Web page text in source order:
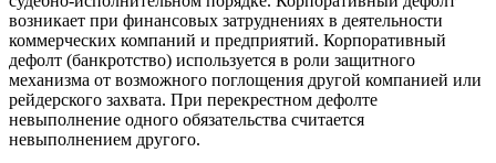
возникает при финансовых затруднениях в деятельности
коммерческих компаний и предприятий. Корпоративный
дефолт (банкротство) используется в роли защитного
механизма от возможного поглощения другой компанией или
рейдерского захвата. При перекрестном дефолте
невыполнение одного обязательства считается
невыполнением другого.